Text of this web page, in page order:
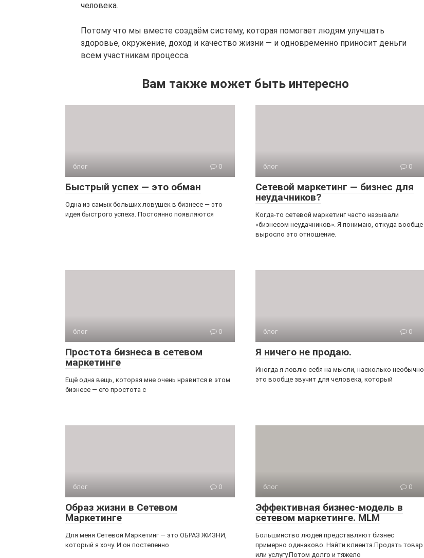
человека.
Потому что мы вместе создаём систему, которая помогает людям улучшать
здоровье, окружение, доход и качество жизни — и одновременно приносит деньги
всем участникам процесса.
Вам также может быть интересно
блог 0
Быстрый успех — это обман
Одна из самых больших ловушек в бизнесе — это
идея быстрого успеха. Постоянно появляются
блог 0
Сетевой маркетинг — бизнес для
неудачников?
Когда-то сетевой маркетинг часто называли
«бизнесом неудачников». Я понимаю, откуда вообще
выросло это отношение.
блог 0
Простота бизнеса в сетевом
маркетинге
Ещё одна вещь, которая мне очень нравится в этом
бизнесе — его простота с
блог 0
Я ничего не продаю.
Иногда я ловлю себя на мысли, насколько необычно
это вообще звучит для человека, который
блог 0
Образ жизни в Сетевом
Маркетинге
Для меня Сетевой Маркетинг — это ОБРАЗ ЖИЗНИ,
который я хочу. И он постепенно
блог 0
Эффективная бизнес-модель в
сетевом маркетинге. MLM
Большинство людей представляют бизнес
примерно одинаково. Найти клиента.Продать товар
или услугу.Потом долго и тяжело